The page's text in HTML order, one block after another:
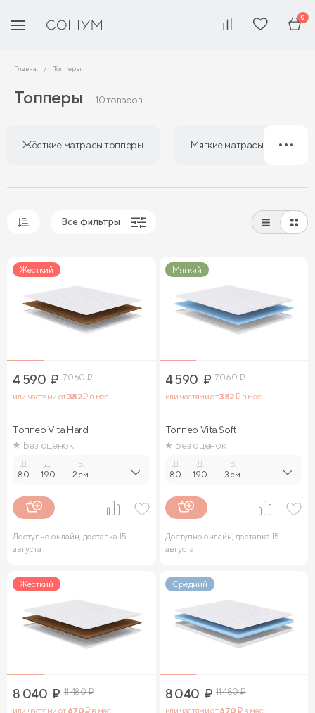
0
Главная Топперы
Топперы 10 товаров
Жёсткие матрасы топперы Мягкие матрасы топперы
Сначала дешевые
Сначала дорогие
Все фильтры
Жесткий
4 590 ₽ 7 060₽
или частями от382₽ в мес.
Топпер Vita Hard
Без оценок
Ш.
80 -
Д.
190 -
В.
2 см.
Доступно онлайн, доставка 15
августа
Мягкий
4 590 ₽ 7 060₽
или частями от382₽ в мес.
Топпер Vita Soft
Без оценок
Ш.
80 -
Д.
190 -
В.
3 см.
Доступно онлайн, доставка 15
августа
Жесткий
8 040 ₽ 11 480₽
или частями от 670₽ в мес.
Средний
8 040 ₽ 11 480₽
или частями от670 ₽ в мес.